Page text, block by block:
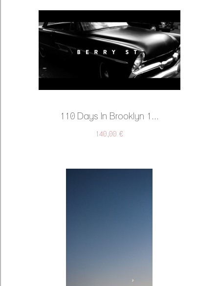
110 Days In Brooklyn 1...
140,00 €